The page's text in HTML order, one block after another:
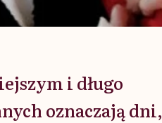
i długo
oznaczają dni,